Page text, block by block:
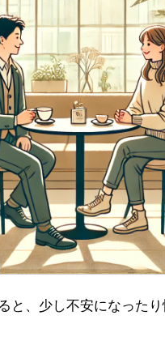
と、少し不安になった